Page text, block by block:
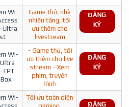
Wi-
Ultra
Game thủ, nhà
nhiều tầng, tối
ưu thêm cho
livestream
ĐĂNG
KÝ
Wi-
FPT
- Game thủ, tối
ưu thêm cho live
stream - Xem
phim, truyền
hình
ĐĂNG
KÝ
Wi-
Tối ưu toàn diện
ĐĂNG